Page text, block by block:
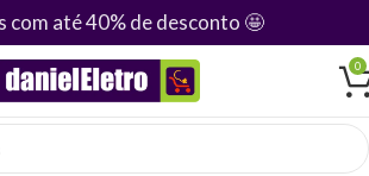
com até 40% de desconto 🤩
0